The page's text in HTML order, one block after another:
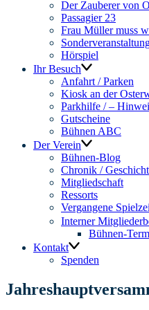
Der Zauberer von
Passagier 23
Frau Müller muss
Hörspiel
Ihr Besuch
Anfahrt / Parken
Kiosk an der
Parkhilfe / –
Gutscheine
Bühnen ABC
Der Verein
Bühnen-Blog
Chronik /
Mitgliedschaft
Ressorts
Vergangene
Interner
Bühnen-
Kontakt
Spenden